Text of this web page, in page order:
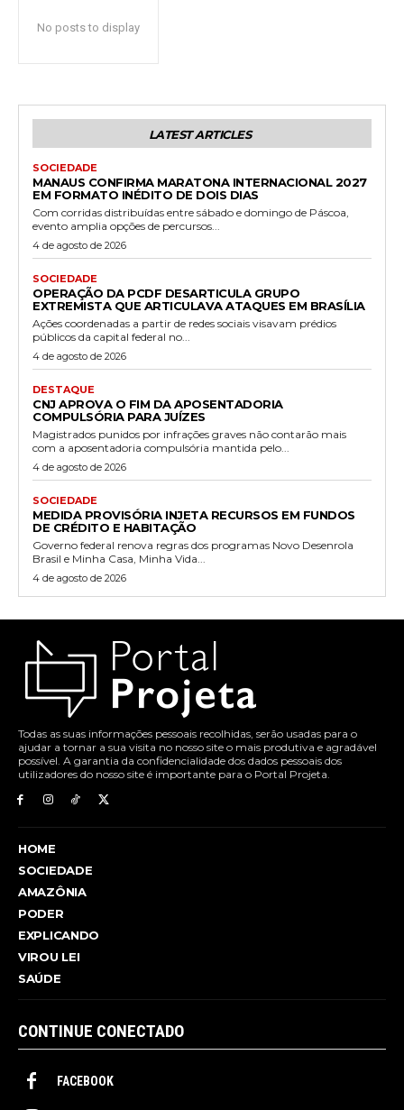
No posts to display
LATEST ARTICLES
SOCIEDADE
MANAUS CONFIRMA MARATONA INTERNACIONAL 2027
EM FORMATO INÉDITO DE DOIS DIAS
Com corridas distribuídas entre sábado e domingo de Páscoa,
evento amplia opções de percursos...
4 de agosto de 2026
SOCIEDADE
OPERAÇÃO DA PCDF DESARTICULA GRUPO
EXTREMISTA QUE ARTICULAVA ATAQUES EM BRASÍLIA
Ações coordenadas a partir de redes sociais visavam prédios
públicos da capital federal no...
4 de agosto de 2026
DESTAQUE
CNJ APROVA O FIM DA APOSENTADORIA
COMPULSÓRIA PARA JUÍZES
Magistrados punidos por infrações graves não contarão mais
com a aposentadoria compulsória mantida pelo...
4 de agosto de 2026
SOCIEDADE
MEDIDA PROVISÓRIA INJETA RECURSOS EM FUNDOS
DE CRÉDITO E HABITAÇÃO
Governo federal renova regras dos programas Novo Desenrola
Brasil e Minha Casa, Minha Vida...
4 de agosto de 2026
Todas as suas informações pessoais recolhidas, serão usadas para o
ajudar a tornar a sua visita no nosso site o mais produtiva e agradável
possível. A garantia da confidencialidade dos dados pessoais dos
utilizadores do nosso site é importante para o Portal Projeta.
HOME
SOCIEDADE
AMAZÔNIA
PODER
EXPLICANDO
VIROU LEI
SAÚDE
CONTINUE CONECTADO
FACEBOOK